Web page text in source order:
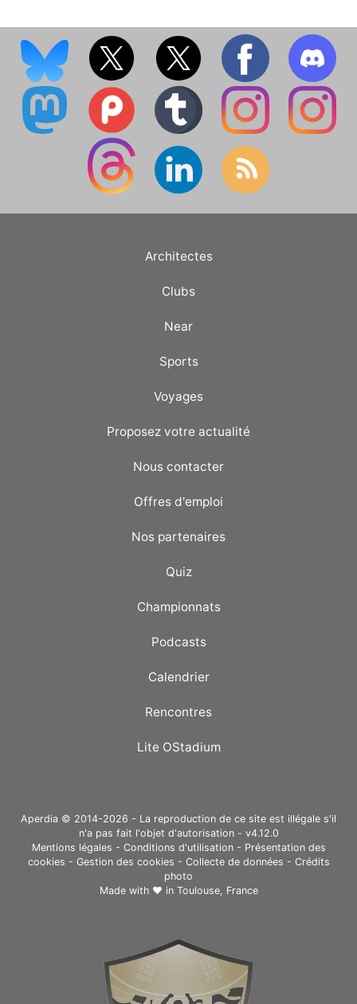
Architectes
Clubs
Near
Sports
Voyages
Proposez votre actualité
Nous contacter
Offres d'emploi
Nos partenaires
Quiz
Championnats
Podcasts
Calendrier
Rencontres
Lite OStadium
Aperdia © 2014-2026 - La reproduction de ce site est illégale s'il
n'a pas fait l'objet d'autorisation - v4.12.0
Mentions légales - Conditions d'utilisation- Présentation des
cookies - Gestion des cookies - Collecte de données - Crédits
photo
Made with ❤ in Toulouse, France